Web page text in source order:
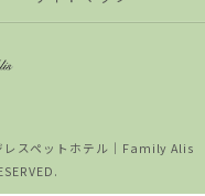
レスペットホテル│Family Alis